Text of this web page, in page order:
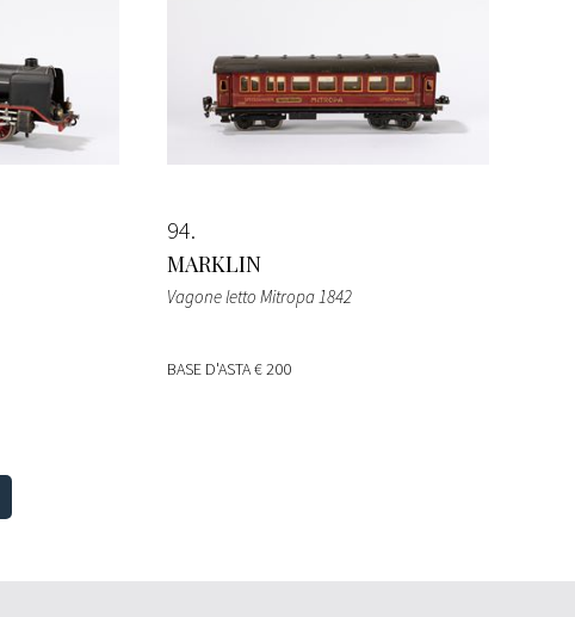
94
MARKLIN
Vagone letto Mitropa 1842
BASE D'ASTA€ 200